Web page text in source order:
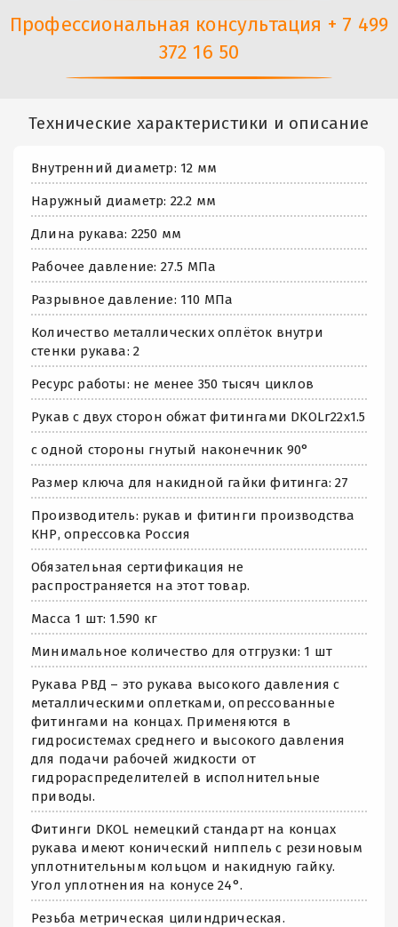
Профессиональная консультация + 7 499
372 16 50
Технические характеристики и описание
Внутренний диаметр: 12 мм
Наружный диаметр: 22.2 мм
Длина рукава: 2250 мм
Рабочее давление: 27.5 МПа
Разрывное давление: 110 МПа
Количество металлических оплёток внутри
стенки рукава: 2
Ресурс работы: не менее 350 тысяч циклов
Рукав с двух сторон обжат фитингами DKOLг22х1.5
с одной стороны гнутый наконечник 90°
Размер ключа для накидной гайки фитинга: 27
Производитель: рукав и фитинги производства
КНР, опрессовка Россия
Обязательная сертификация не
распространяется на этот товар.
Масса 1 шт: 1.590 кг
Минимальное количество для отгрузки: 1 шт
Рукава РВД – это рукава высокого давления с
металлическими оплетками, опрессованные
фитингами на концах. Применяются в
гидросистемах среднего и высокого давления
для подачи рабочей жидкости от
гидрораспределителей в исполнительные
приводы.
Фитинги DKOL немецкий стандарт на концах
рукава имеют конический ниппель с резиновым
уплотнительным кольцом и накидную гайку.
Угол уплотнения на конусе 24°.
Резьба метрическая цилиндрическая.